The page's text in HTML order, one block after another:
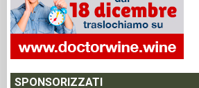
SPONSORIZZATI